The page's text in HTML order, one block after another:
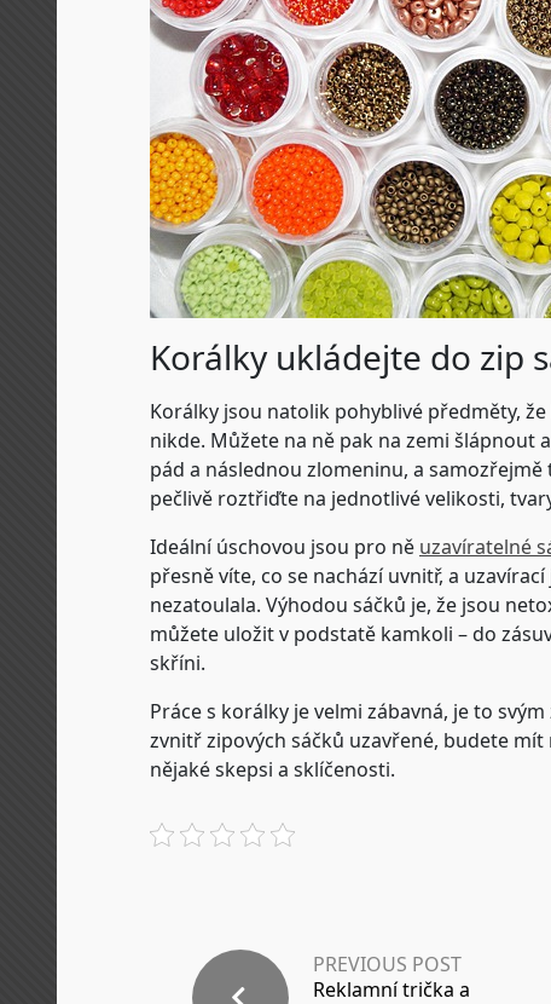
Korálky ukládejte do zip
Korálky jsou natolik pohyblivé předměty,
nikde. Můžete na ně pak na zemi
pád a následnou zlomeninu, a
pečlivě roztřiďte na jednotlivé velikosti,
Ideální úschovou jsou pro ně uzavíratelné
přesně víte, co se nachází uvnitř, a
nezatoulala. Výhodou sáčků je, že jsou
můžete uložit v podstatě kamkoli – do
skříni.
Práce s korálky je velmi zábavná, je to
zvnitř zipových sáčků uzavřené, budete
nějaké skepsi a sklíčenosti.
PREVIOUS POST
Reklamní trička a